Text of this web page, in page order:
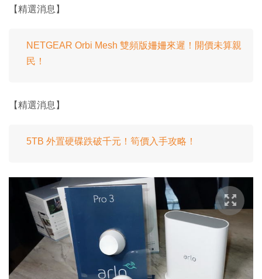
【精選消息】
NETGEAR Orbi Mesh 雙頻版姍姍來遲！開價未算親
民！
【精選消息】
5TB 外置硬碟跌破千元！筍價入手攻略！